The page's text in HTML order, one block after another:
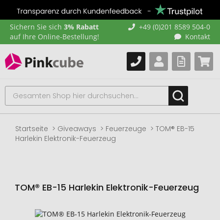
Sichern Sie sich 3% Rabatt
auf Ihre Online-Bestellung!
+49 (0)201 8589 504-0
Kontakt
Startseite Giveaways Feuerzeuge
TOM® EB-15
Harlekin Elektronik-Feuerzeug
TOM® EB-15 Harlekin Elektronik-Feuerzeug